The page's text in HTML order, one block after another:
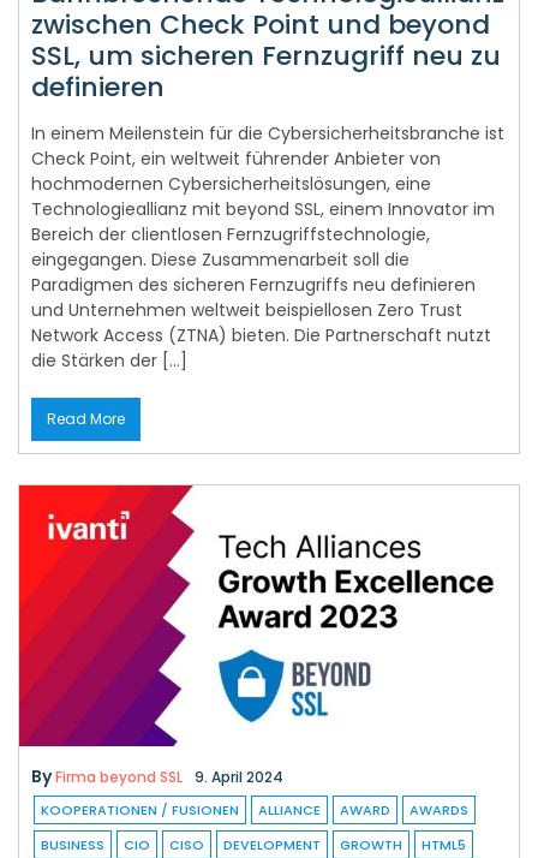
zwischen Check Point und beyond
SSL, um sicheren Fernzugriff neu zu
definieren
In einem Meilenstein für die Cybersicherheitsbranche ist
Check Point, ein weltweit führender Anbieter von
hochmodernen Cybersicherheitslösungen, eine
Technologieallianz mit beyond SSL, einem Innovator im
Bereich der clientlosen Fernzugriffstechnologie,
eingegangen. Diese Zusammenarbeit soll die
Paradigmen des sicheren Fernzugriffs neu definieren
und Unternehmen weltweit beispiellosen Zero Trust
Network Access (ZTNA) bieten. Die Partnerschaft nutzt
die Stärken der […]
Read More
ByFirma beyond SSL 9. April 2024
KOOPERATIONEN / FUSIONEN ALLIANCE AWARD
AWARDS
BUSINESS
CIO CISO DEVELOPMENT GROWTH
HTML5